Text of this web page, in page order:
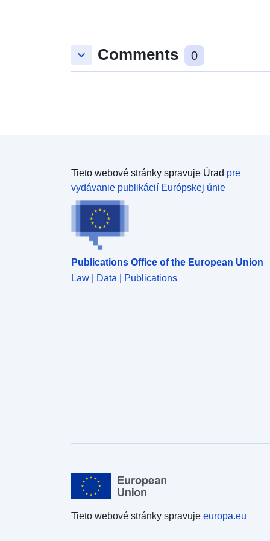
keyboard_arrow_down Comments 0
Tieto webové stránky spravuje Úrad pre
vydávanie publikácií Európskej únie
Publications Office of the European Union
Law | Data | Publications
Tieto webové stránky spravuje europa.eu